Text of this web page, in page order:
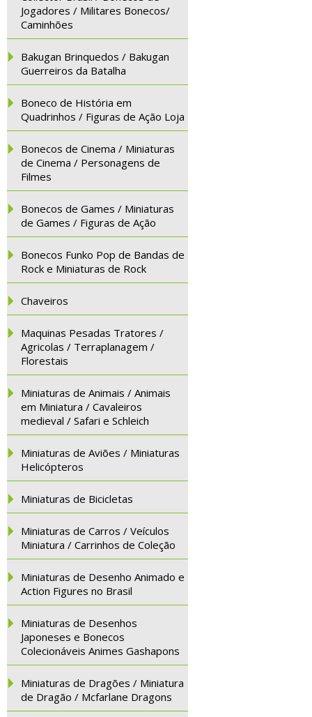
Jogadores / Militares Bonecos/
Caminhões
Bakugan Brinquedos / Bakugan
Guerreiros da Batalha
Boneco de História em
Quadrinhos / Figuras de Ação Loja
Bonecos de Cinema / Miniaturas
de Cinema / Personagens de
Filmes
Bonecos de Games / Miniaturas
de Games / Figuras de Ação
Bonecos Funko Pop de Bandas de
Rock e Miniaturas de Rock
Chaveiros
Maquinas Pesadas Tratores /
Agricolas / Terraplanagem /
Florestais
Miniaturas de Animais / Animais
em Miniatura / Cavaleiros
medieval / Safari e Schleich
Miniaturas de Aviões / Miniaturas
Helicópteros
Miniaturas de Bicicletas
Miniaturas de Carros / Veículos
Miniatura / Carrinhos de Coleção
Miniaturas de Desenho Animado e
Action Figures no Brasil
Miniaturas de Desenhos
Japoneses e Bonecos
Colecionáveis Animes Gashapons
Miniaturas de Dragões / Miniatura
de Dragão / Mcfarlane Dragons